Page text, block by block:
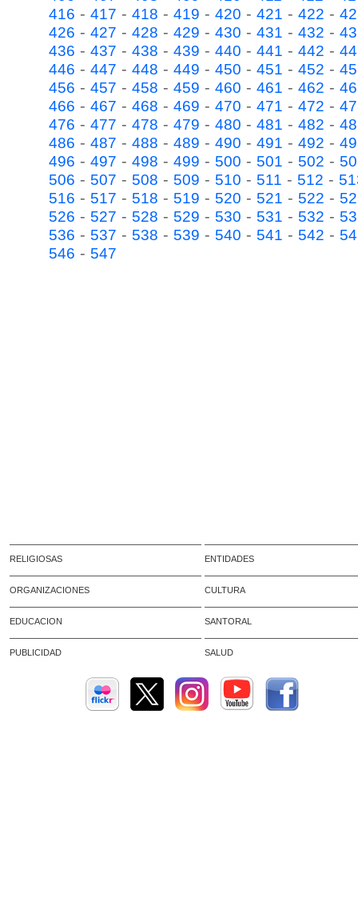
416 - 417 - 418 - 419 - 420 - 421 - 422 -
426 - 427 - 428 - 429 - 430 - 431 - 432 -
436 - 437 - 438 - 439 - 440 - 441 - 442 -
446 - 447 - 448 - 449 - 450 - 451 - 452 -
456 - 457 - 458 - 459 - 460 - 461 - 462 -
466 - 467 - 468 - 469 - 470 - 471 - 472 -
476 - 477 - 478 - 479 - 480 - 481 - 482 -
486 - 487 - 488 - 489 - 490 - 491 - 492 -
496 - 497 - 498 - 499 - 500 - 501 - 502 -
506 - 507 - 508 - 509 - 510 - 511 - 512 -
516 - 517 - 518 - 519 - 520 - 521 - 522 -
526 - 527 - 528 - 529 - 530 - 531 - 532 -
536 - 537 - 538 - 539 - 540 - 541 - 542 -
546 - 547
RELIGIOSAS ENTIDADES
ORGANIZACIONES CULTURA
EDUCACION SANTORAL
PUBLICIDAD SALUD